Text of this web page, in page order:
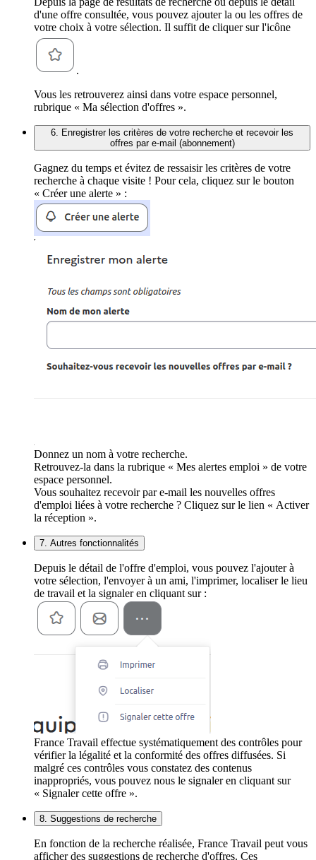
d'une offre consultée, vous pouvez ajouter la ou les offres de
votre choix à votre sélection. Il suffit de cliquer sur l'icône
.
Vous les retrouverez ainsi dans votre espace personnel,
rubrique « Ma sélection d'offres ».
6. Enregistrer les critères de votre recherche et recevoir les
offres par e-mail (abonnement)
Gagnez du temps et évitez de ressaisir les critères de votre
recherche à chaque visite ! Pour cela, cliquez sur le bouton
« Créer une alerte » :
Donnez un nom à votre recherche.
Retrouvez-la dans la rubrique « Mes alertes emploi » de votre
espace personnel.
Vous souhaitez recevoir par e-mail les nouvelles offres
d'emploi liées à votre recherche ? Cliquez sur le lien « Activer
la réception ».
7. Autres fonctionnalités
Depuis le détail de l'offre d'emploi, vous pouvez l'ajouter à
votre sélection, l'envoyer à un ami, l'imprimer, localiser le lieu
de travail et la signaler en cliquant sur :
France Travail effectue systématiquement des contrôles pour
vérifier la légalité et la conformité des offres diffusées. Si
malgré ces contrôles vous constatez des contenus
inappropriés, vous pouvez nous le signaler en cliquant sur
« Signaler cette offre ».
8. Suggestions de recherche
En fonction de la recherche réalisée, France Travail peut vous
afficher des suggestions de recherche d'offres. Ces